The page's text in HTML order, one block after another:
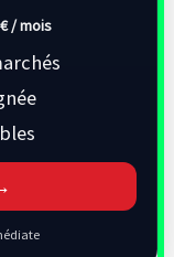
/ mois